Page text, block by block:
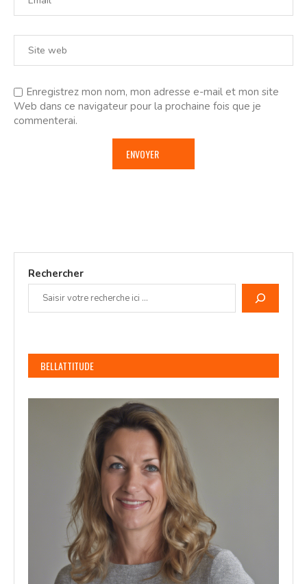
Enregistrez mon nom, mon adresse e-mail et mon site
Web dans ce navigateur pour la prochaine fois que je
commenterai.
Rechercher
BELLATTITUDE